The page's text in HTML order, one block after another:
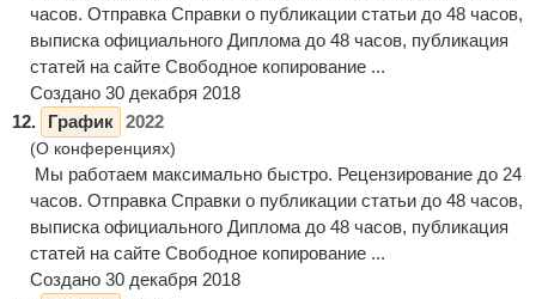
часов. Отправка Справки о публикации статьи до 48 часов,
выписка официального Диплома до 48 часов, публикация
статей на сайте Свободное копирование ...
Создано 30 декабря 2018
12.
График 2022
(О конференциях)
Мы работаем максимально быстро. Рецензирование до 24
часов. Отправка Справки о публикации статьи до 48 часов,
выписка официального Диплома до 48 часов, публикация
статей на сайте Свободное копирование ...
Создано 30 декабря 2018